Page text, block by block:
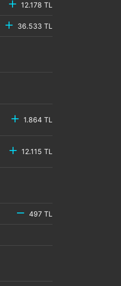
12.178 TL
36.533 TL
1.864 TL
12.115 TL
497 TL